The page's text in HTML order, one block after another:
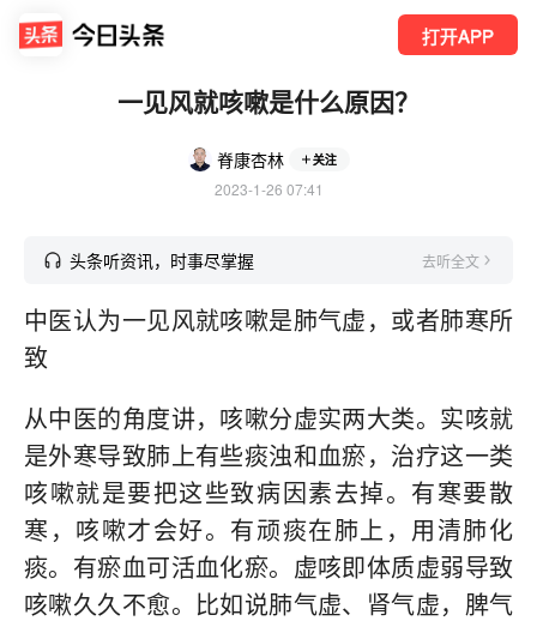
打开APP
一见风就咳嗽是什么原因？
脊康杏林 关注
2023-1-26 07:41
头条听资讯，时事尽掌握 去听全文
中医认为一见风就咳嗽是肺气虚，或者肺寒所
致
从中医的角度讲，咳嗽分虚实两大类。实咳就
是外寒导致肺上有些痰浊和血瘀，治疗这一类
咳嗽就是要把这些致病因素去掉。有寒要散
寒，咳嗽才会好。有顽痰在肺上，用清肺化
痰。有瘀血可活血化瘀。虚咳即体质虚弱导致
咳嗽久久不愈。比如说肺气虚、肾气虚，脾气